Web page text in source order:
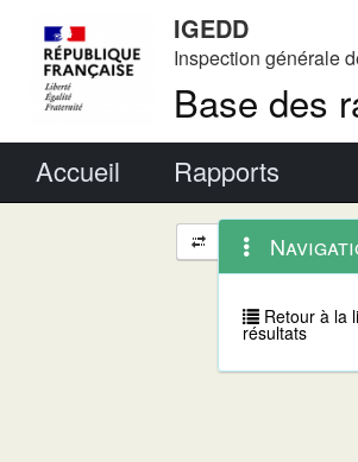
IGEDD
Inspection générale
Base des
Accueil Rapports
Navigation
et
outils
annexes
contextuel
Retour à la
résultats